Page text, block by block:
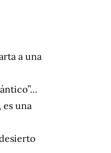
a una
es una